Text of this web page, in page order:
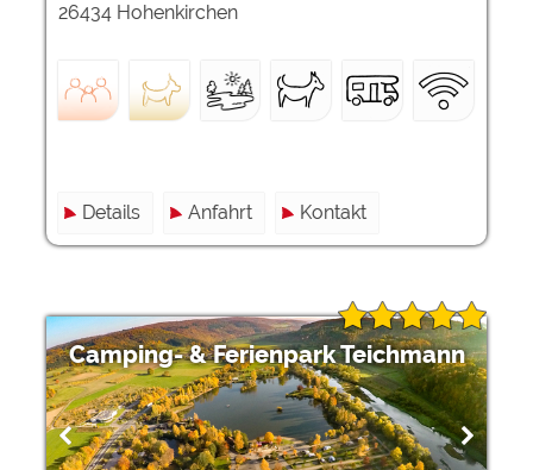
26434 Hohenkirchen
Details Anfahrt Kontakt
Camping- & Ferienpark Teichmann